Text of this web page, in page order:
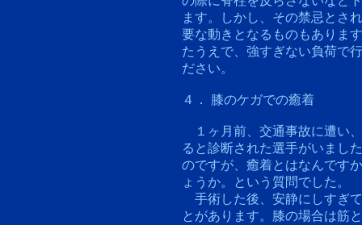
ます。しかし、その禁忌とさ
要な動きとなるものもありま
たうえで、強すぎない負荷で
ださい。
４． 膝のケガでの癒着
１ヶ月前、交通事故に遭い
ると診断された選手がいまし
のですが、癒着とはなんです
ょうか。という質問でした。
手術した後、安静にしすぎ
とがあります。膝の場合は筋